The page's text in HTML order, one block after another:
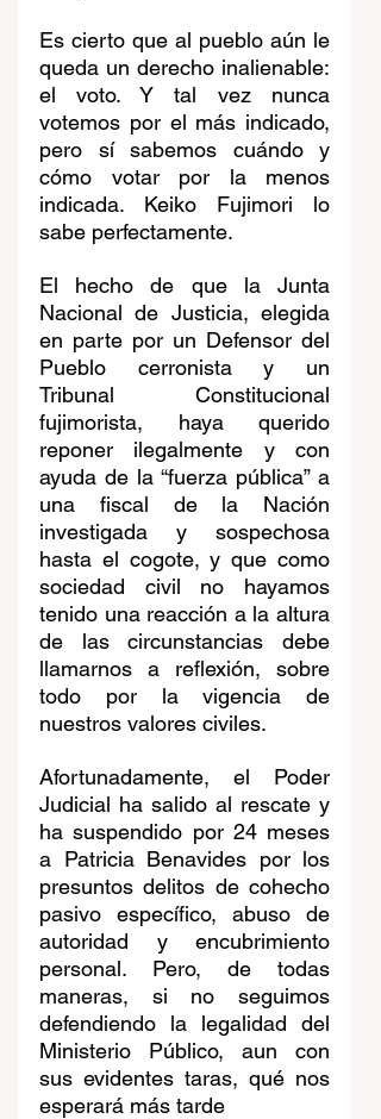
Es cierto que al pueblo aún le
queda un derecho inalienable:
el voto. Y tal vez nunca
votemos por el más indicado,
pero sí sabemos cuándo y
cómo votar por la menos
indicada. Keiko Fujimori lo
sabe perfectamente.
El hecho de que la Junta
Nacional de Justicia, elegida
en parte por un Defensor del
Pueblo cerronista y un
Tribunal Constitucional
fujimorista, haya querido
reponer ilegalmente y con
ayuda de la “fuerza pública” a
una fiscal de la Nación
investigada y sospechosa
hasta el cogote, y que como
sociedad civil no hayamos
tenido una reacción a la altura
de las circunstancias debe
llamarnos a reflexión, sobre
todo por la vigencia de
nuestros valores civiles.
Afortunadamente, el Poder
Judicial ha salido al rescate y
ha suspendido por 24 meses
a Patricia Benavides por los
presuntos delitos de cohecho
pasivo específico, abuso de
autoridad y encubrimiento
personal. Pero, de todas
maneras, si no seguimos
defendiendo la legalidad del
Ministerio Público, aun con
sus evidentes taras, qué nos
esperará más tarde